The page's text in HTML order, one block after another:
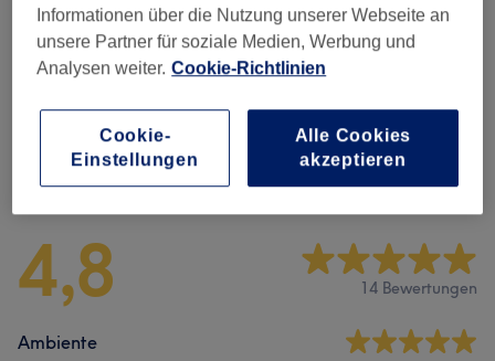
Gesichtsbehandlungen ( 8) ab 45 €
Augenbrauen & Wimpern (4)
Salonbewertungen
4,8 14 Bewertungen
Ambiente
Informationen über die Nutzung unserer Webseite an
unsere Partner für soziale Medien, Werbung und
Analysen weiter. Cookie-Richtlinien
Cookie-
Einstellungen
Alle Cookies
akzeptieren